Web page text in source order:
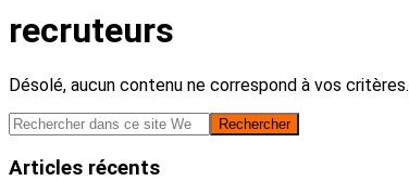
recruteurs
Désolé, aucun contenu ne correspond à vos critères.
Barre
latérale
Rechercher
dans
ce
Articles récents